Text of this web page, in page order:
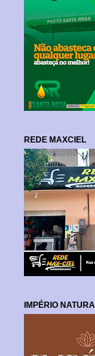
REDE MAXCIEL
IMPÉRIO